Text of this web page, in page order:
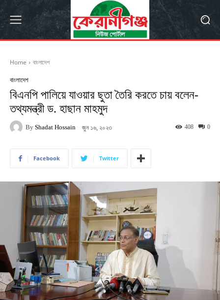
Home বাংলাদেশ
বাংলাদেশ
বিএনপি পালিয়ে যাওয়ার ছুতা তৈরি করতে চায় বলেন-
তথ্যমন্ত্রী ড. হাছান মাহমুদ
By Shadat Hossain জুন ১৬, ২০২৩ 0
408
Facebook Twitter